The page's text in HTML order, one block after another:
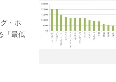
・ホ
「最低